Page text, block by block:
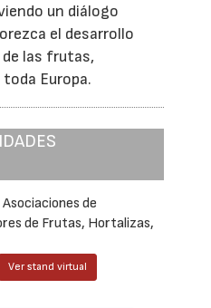
un diálogo
el desarrollo
las frutas,
Europa.
de
de Frutas, Hortalizas,
Ver stand virtual